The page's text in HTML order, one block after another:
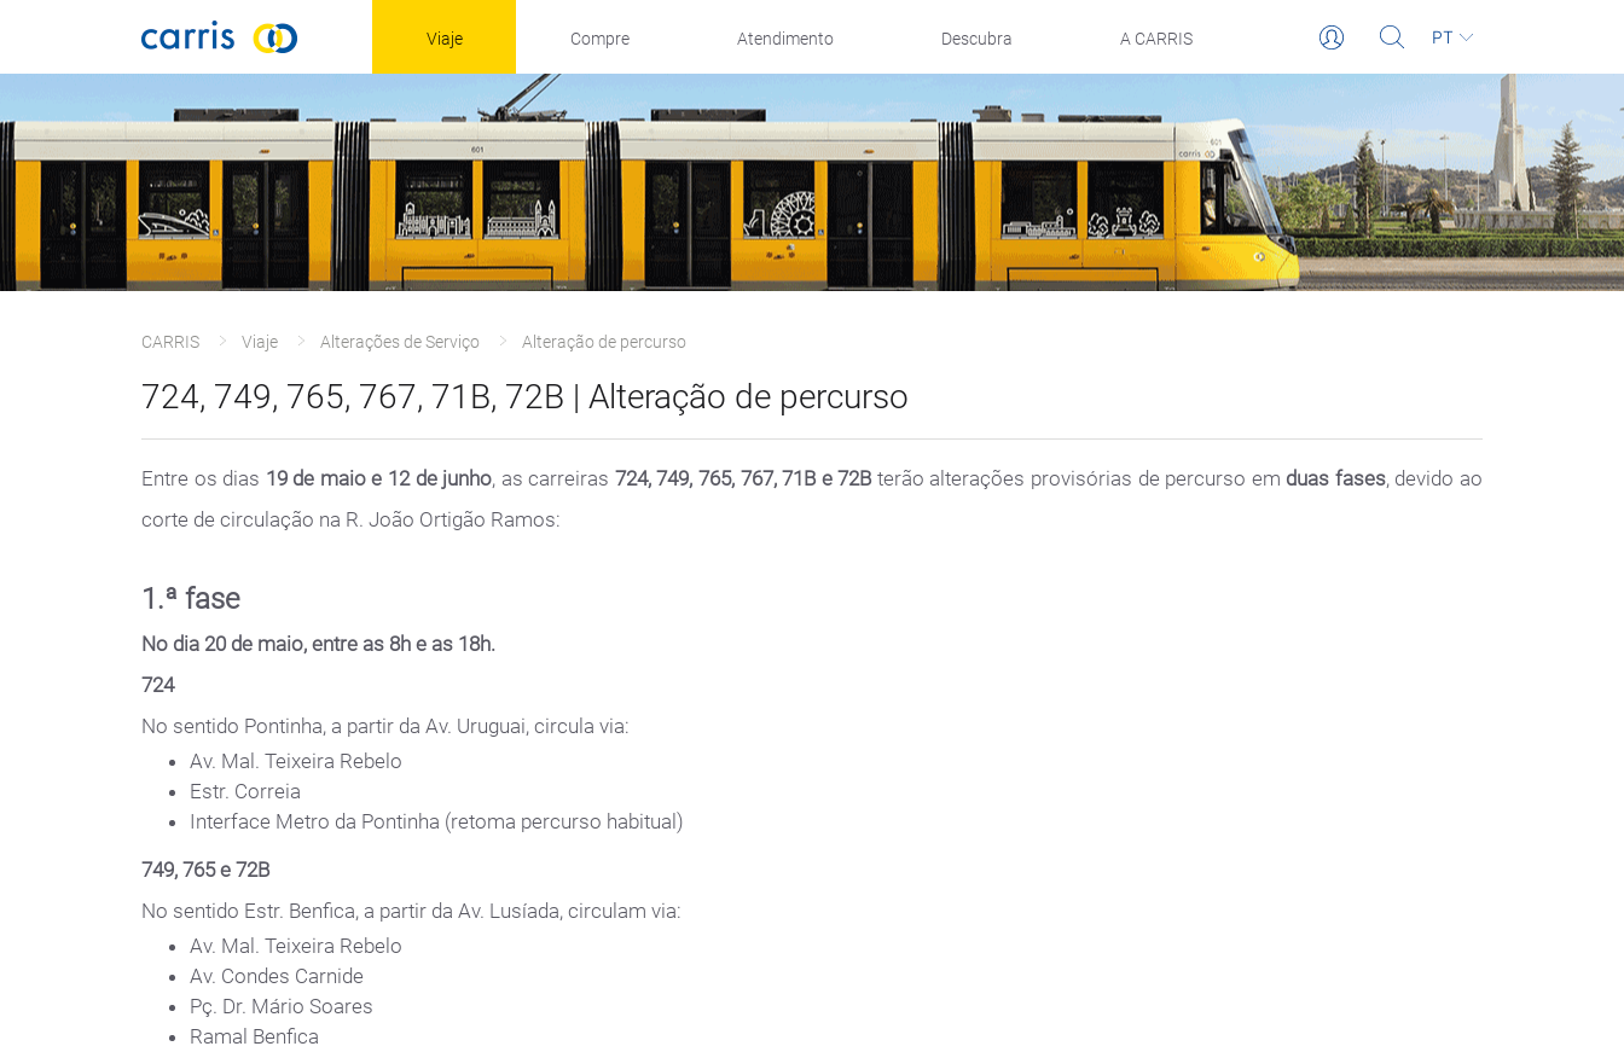
Viaje Compre Atendimento Descubra A CARRIS PT
CARRIS Viaje Alterações de Serviço Alteração de percurso
724, 749, 765, 767, 71B, 72B | Alteração de percurso
Entre os dias 19 de maio e 12 de junho, as carreiras 724, 749, 765, 767, 71B e 72B terão alterações provisórias de percurso em duas fases, devido ao
corte de circulação na R. João Ortigão Ramos:
1.ª fase
No dia 20 de maio, entre as 8h e as 18h.
724
No sentido Pontinha, a partir da Av. Uruguai, circula via:
Av. Mal. Teixeira Rebelo
Estr. Correia
Interface Metro da Pontinha (retoma percurso habitual)
749, 765 e 72B
No sentido Estr. Benfica, a partir da Av. Lusíada, circulam via:
Av. Mal. Teixeira Rebelo
Av. Condes Carnide
Pç. Dr. Mário Soares
Ramal Benfica